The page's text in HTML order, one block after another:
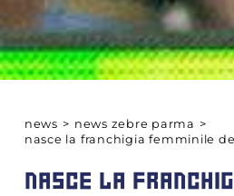
news > news zebre parma >
nasce la franchigia femminile
NASCE LA